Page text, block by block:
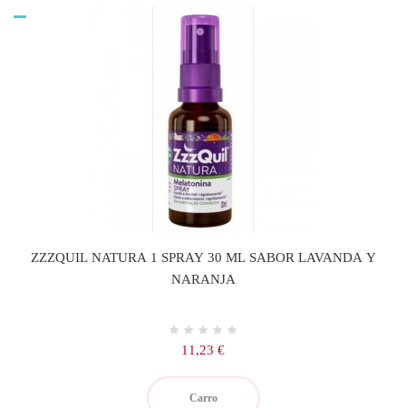
ZZZQUIL NATURA 1 SPRAY 30 ML SABOR LAVANDA Y
NARANJA
Precio
11,23 €
Carro